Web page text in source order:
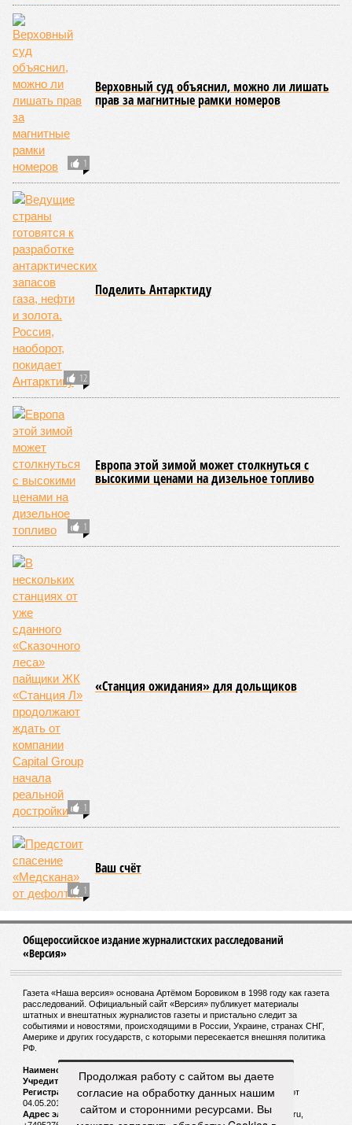
1
Верховный суд объяснил, можно ли лишать
прав за магнитные рамки номеров
12
Поделить Антарктиду
1
Европа этой зимой может столкнуться с
высокими ценами на дизельное топливо
1
«Станция ожидания» для дольщиков
1
Ваш счёт
Общероссийское издание журналистских расследований
«Версия»
Газета «Наша версия» основана Артёмом Боровиком в 1998 году как газета
расследований. Официальный сайт «Версия» публикует материалы
штатных и внештатных журналистов газеты и пристально следит за
событиями и новостями, происходящими в России, Украине, странах СНГ,
Америке и других государств, с которыми пересекается внешняя политика
РФ.
Наименование:
Учредитель:
ООО «Версия»,Главный редактор:Горевой Р. Г.
Регистрационный номер Роскомнадзора:ЭЛ № ФС 77 - 72681 от
04.05.2018 г.
Адрес электронной почты и телефон редакции:versia@versia.ru,
Продолжая работу с сайтом вы даете
согласие на обработку данных нашим
сайтом и сторонними ресурсами. Вы